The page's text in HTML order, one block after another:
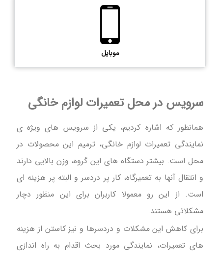
موبایل
سرویس در محل تعمیرات لوازم خانگی
همانطور که اشاره کردیم، یکی از سرویس های ویژه ی
نمایندگی تعمیرات لوازم خانگی، ترمیم این محصولات در
محل است. بیشتر دستگاه های این گروه، وزن بالایی دارند
و انتقال آنها به تعمیرگاه، کار پر دردسر و البته پر هزینه ای
است. از این رو معمولا کاربران برای این منظور دچار
مشکلاتی هستند.
برای کاهش این مشکلات و دردسرها و نیز کاستن از هزینه
های تعمیرات، نمایندگی مورد بحث اقدام به راه اندازی